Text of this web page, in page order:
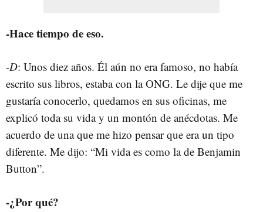
-Hace tiempo de eso.
-D: Unos diez años. Él aún no era famoso, no había
escrito sus libros, estaba con la ONG. Le dije que me
gustaría conocerlo, quedamos en sus oficinas, me
explicó toda su vida y un montón de anécdotas. Me
acuerdo de una que me hizo pensar que era un tipo
diferente. Me dijo: “Mi vida es como la de Benjamin
Button”.
-¿Por qué?